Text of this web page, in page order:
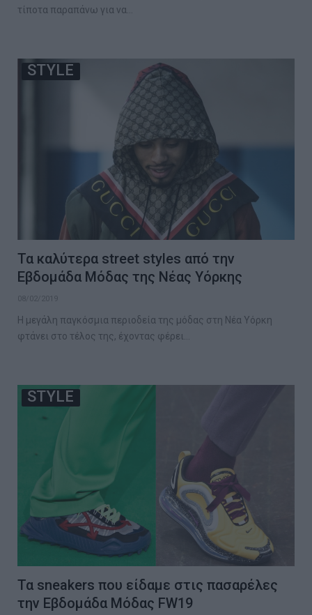
τίποτα παραπάνω για να…
STYLE
Τα καλύτερα street styles από την
Εβδομάδα Μόδας της Νέας Υόρκης
08/02/2019
Η μεγάλη παγκόσμια περιοδεία της μόδας στη Νέα Υόρκη
φτάνει στο τέλος της, έχοντας φέρει…
STYLE
Τα sneakers που είδαμε στις πασαρέλες
την Εβδομάδα Μόδας FW19